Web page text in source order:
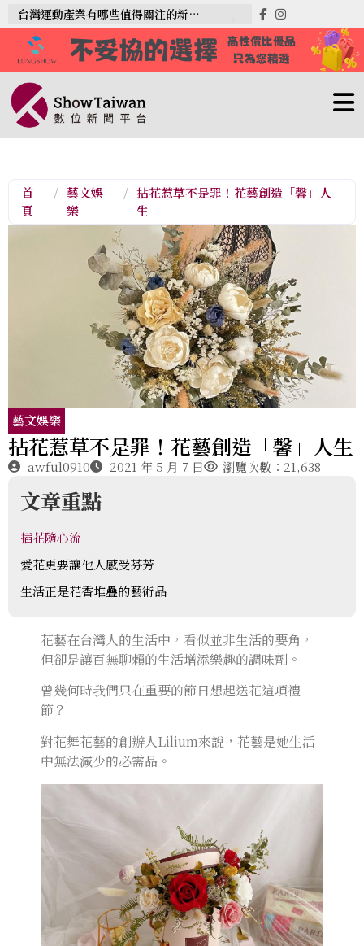
台灣運動產業有哪些值得關注的新趨勢？
首
頁
/ 藝文娛
樂
/ 拈花惹草不是罪！花藝創造「馨」人
生
藝文娛樂
拈花惹草不是罪！花藝創造「馨」人生
awful0910 2021 年 5 月 7 日 瀏覽次數：21,638
文章重點
插花隨心流
愛花更要讓他人感受芬芳
生活正是花香堆疊的藝術品
花藝在台灣人的生活中，看似並非生活的要角，
但卻是讓百無聊賴的生活增添樂趣的調味劑。
曾幾何時我們只在重要的節日想起送花這項禮
節？
對花舞花藝的創辦人Lilium來說，花藝是她生活
中無法減少的必需品。